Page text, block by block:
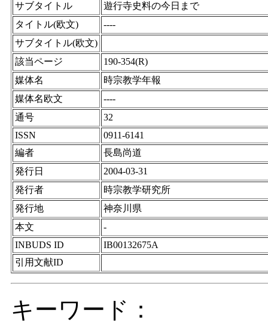
サブタイトル
遊行寺史料の今日まで
タイトル(欧文)
----
サブタイトル(欧文)
該当ページ
190-354(R)
媒体名
時宗教学年報
媒体名欧文
----
通号
32
ISSN
0911-6141
編者
長島尚道
発行日
2004-03-31
発行者
時宗教学研究所
発行地
神奈川県
本文
-
INBUDS ID
IB00132675A
引用文献ID
キーワード：